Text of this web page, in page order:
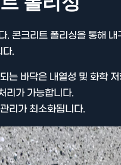
콘크리트 폴리싱을 통해
다.
는 바닥은 내열성 및 화학
리가 가능합니다.
리가 최소화됩니다.